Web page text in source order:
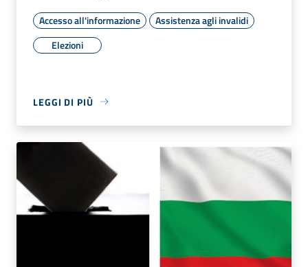
Accesso all'informazione
Assistenza agli invalidi
Elezioni
LEGGI DI PIÙ